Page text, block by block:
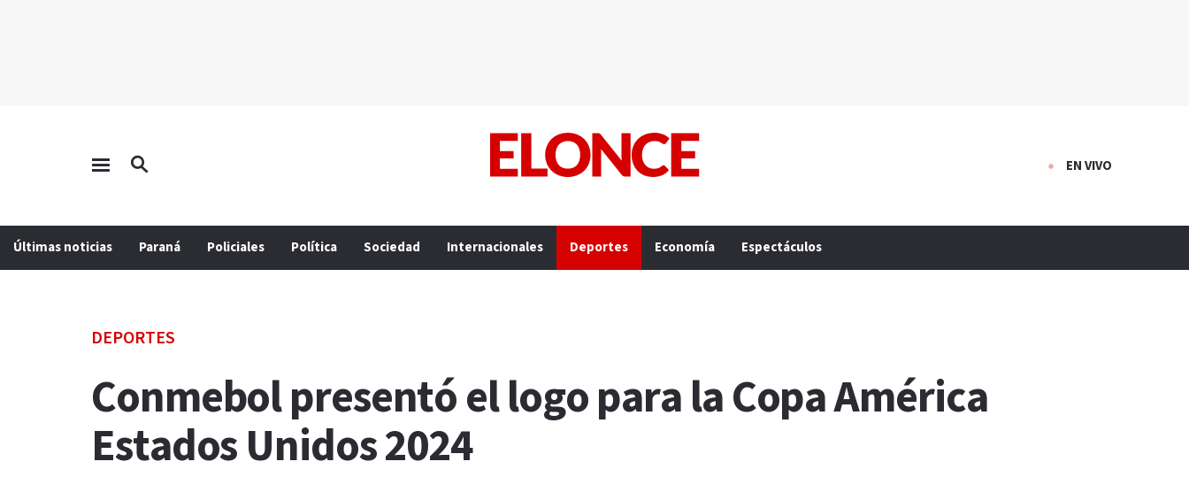
EN VIVO
Últimas noticias Paraná Policiales Política Sociedad Internacionales Deportes Economía Espectáculos
DEPORTES
Conmebol presentó el logo para la Copa América
Estados Unidos 2024